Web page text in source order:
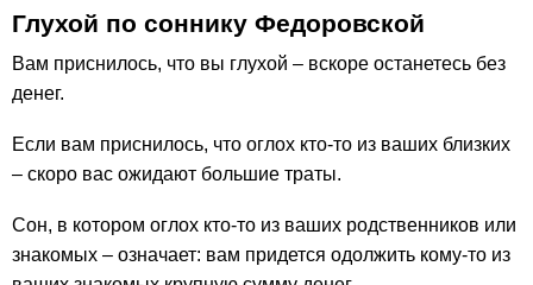
Глухой по соннику Федоровской
Вам приснилось, что вы глухой – вскоре останетесь без
денег.
Если вам приснилось, что оглох кто-то из ваших близких
– скоро вас ожидают большие траты.
Сон, в котором оглох кто-то из ваших родственников или
знакомых – означает: вам придется одолжить кому-то из